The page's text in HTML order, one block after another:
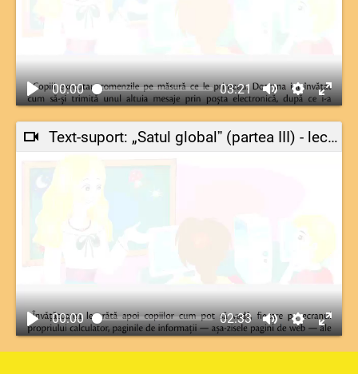
00:00 03:21
Text-suport: „Satul globalˮ (partea III) - lectură-model
00:00 02:33